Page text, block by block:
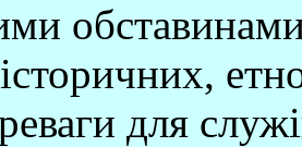
обставинами
для